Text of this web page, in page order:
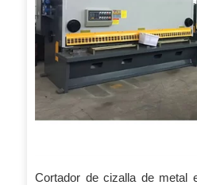
Cortador de cizalla de metal